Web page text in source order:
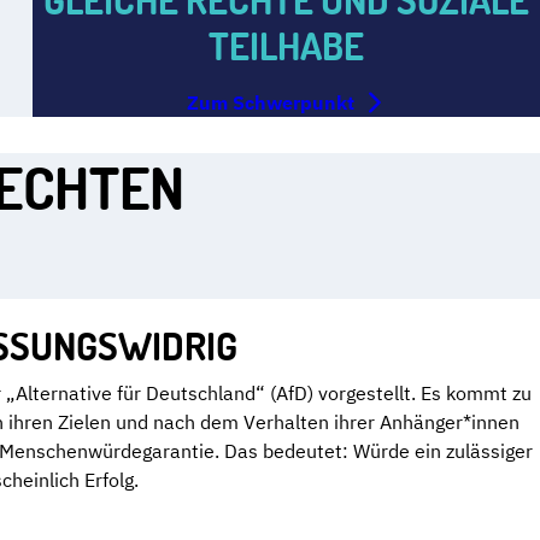
TEILHABE
Zum Schwerpunkt
für Deutschland“ (AfD) vorgestellt. Es kommt zu
Zielen und nach dem Verhalten ihrer Anhänger*innen
Das bedeutet: Würde ein zulässiger
Erfolg.